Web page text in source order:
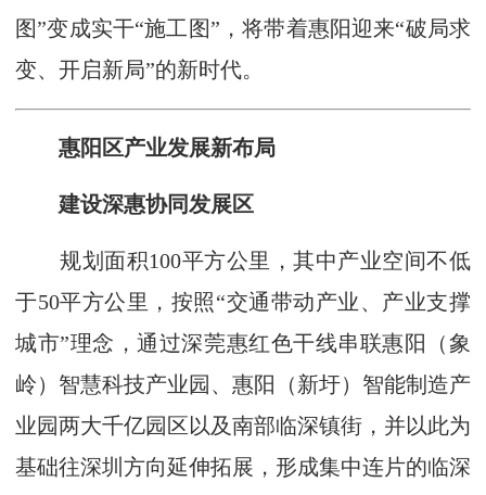
图”变成实干“施工图”，将带着惠阳迎来“破局求
变、开启新局”的新时代。
惠阳区产业发展新布局
建设深惠协同发展区
规划面积100平方公里，其中产业空间不低
于50平方公里，按照“交通带动产业、产业支撑
城市”理念，通过深莞惠红色干线串联惠阳（象
岭）智慧科技产业园、惠阳（新圩）智能制造产
业园两大千亿园区以及南部临深镇街，并以此为
基础往深圳方向延伸拓展，形成集中连片的临深